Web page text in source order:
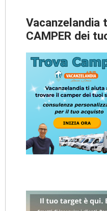
Vacanzelandia
CAMPER dei